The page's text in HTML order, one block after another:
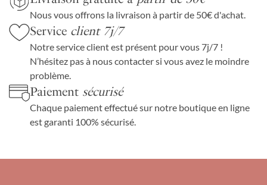
Nous vous offrons la livraison à partir de 50€ d'achat.
Service client 7j/7
Notre service client est présent pour vous 7j/7 !
N’hésitez pas à nous contacter si vous avez le moindre
problème.
Paiement sécurisé
Chaque paiement effectué sur notre boutique en ligne
est garanti 100% sécurisé.